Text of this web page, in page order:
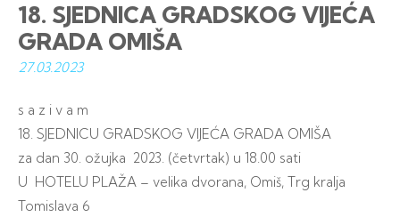
18. SJEDNICA GRADSKOG VIJEĆA
GRADA OMIŠA
27.03.2023
s a z i v a m
18. SJEDNICU GRADSKOG VIJEĆA GRADA OMIŠA
za dan 30. ožujka 2023. (četvrtak) u 18.00 sati
U HOTELU PLAŽA – velika dvorana, Omiš, Trg kralja
Tomislava 6